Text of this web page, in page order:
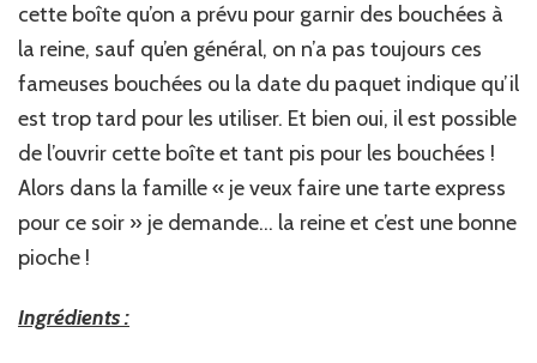
cette boîte qu’on a prévu pour garnir des bouchées à
la reine, sauf qu’en général, on n’a pas toujours ces
fameuses bouchées ou la date du paquet indique qu’il
est trop tard pour les utiliser. Et bien oui, il est possible
de l’ouvrir cette boîte et tant pis pour les bouchées !
Alors dans la famille « je veux faire une tarte express
pour ce soir » je demande… la reine et c’est une bonne
pioche !
Ingrédients :